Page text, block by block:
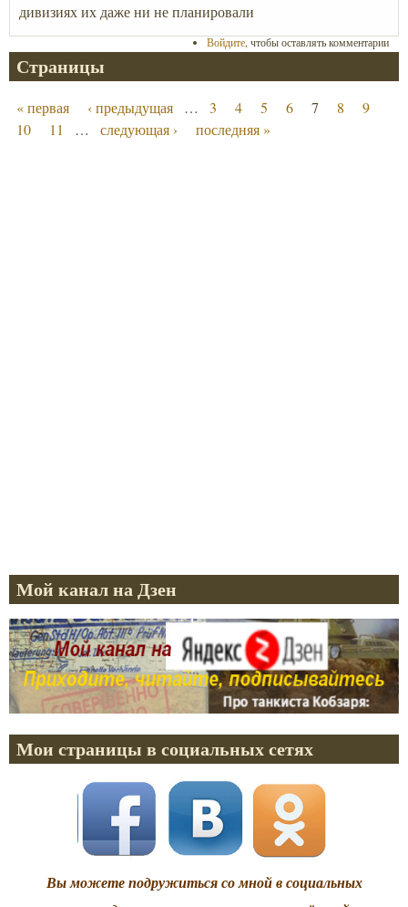
дивизиях их даже ни не планировали
Войдите, чтобы оставлять комментарии
Страницы
« первая ‹ предыдущая … 3 4 5 6 7 8
9
10
11 … следующая › последняя »
Мой канал на Дзен
Мои страницы в социальных сетях
Вы можете подружиться со мной в социальных